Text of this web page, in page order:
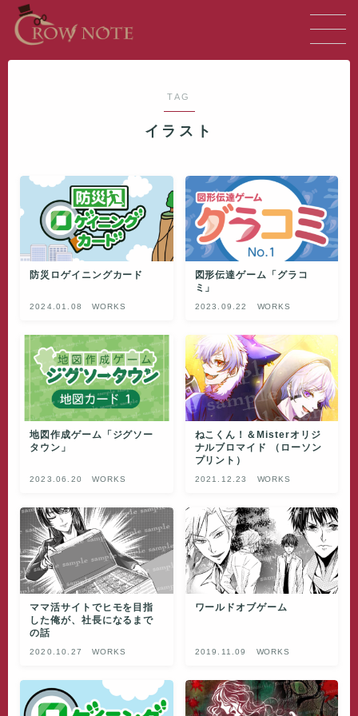
MENU
GALLERY
WORKS
TAG
イラスト
防災ロゲイニングカード
2024.01.08 WORKS
図形伝達ゲーム「グラコ
ミ」
2023.09.22 WORKS
地図作成ゲーム「ジグソー
タウン」
2023.06.20 WORKS
ねこくん！＆Misterオリジ
ナルブロマイド （ローソン
プリント）
2021.12.23 WORKS
ママ活サイトでヒモを目指
した俺が、社長になるまで
の話
2020.10.27 WORKS
ワールドオブゲーム
2019.11.09 WORKS